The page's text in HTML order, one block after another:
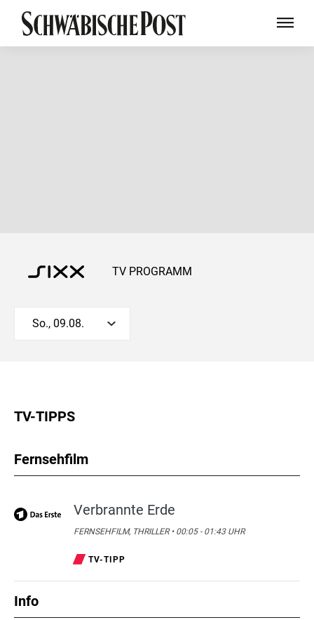
TV PROGRAMM
So., 09.08.
TV-TIPPS
Fernsehfilm
Verbrannte Erde
FERNSEHFILM, THRILLER • 00:05 - 01:43 UHR
TV-TIPP
Info